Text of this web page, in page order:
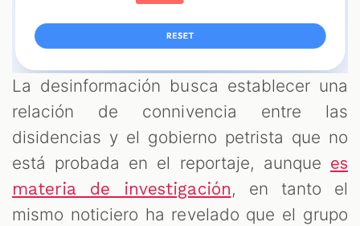
La desinformación busca establecer una
relación de connivencia entre las
disidencias y el gobierno petrista que no
está probada en el reportaje, aunque es
materia de investigación, en tanto el
mismo noticiero ha revelado que el grupo